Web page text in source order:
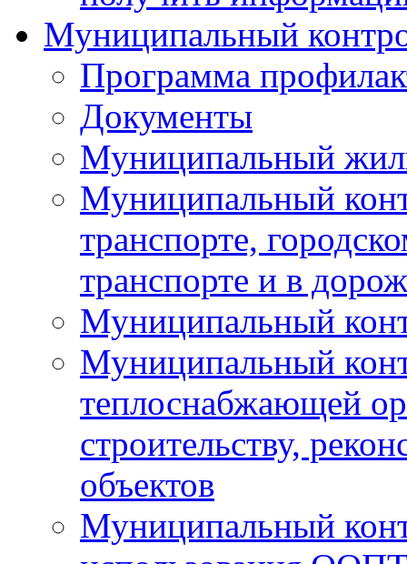
Муниципальный
Программа
Документы
Муниципальный
Муниципальный
транспорте,
транспорте и в
Муниципальный
Муниципальный
теплоснабжающей
строительству,
объектов
Муниципальный